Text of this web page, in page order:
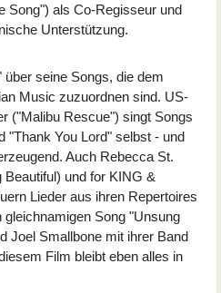
Song") als Co-Regisseur und
Unterstützung.
seine Songs, die dem
Music zuzuordnen sind. US-
("Malibu Rescue") singt Songs
"Thank You Lord" selbst - und
Auch Rebecca St.
Beautiful) und for KING &
Lieder aus ihren Repertoires
Song "Unsung
Joel Smallbone mit ihrer Band
Film bleibt eben alles in